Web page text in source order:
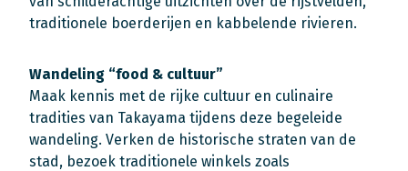
traditionele boerderijen en kabbelende rivieren.
Wandeling “food & cultuur”
Maak kennis met de rijke cultuur en culinaire
tradities van Takayama tijdens deze begeleide
wandeling. Verken de historische straten van de
stad, bezoek traditionele winkels zoals